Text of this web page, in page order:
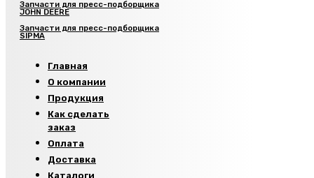
Запчасти для пресс-подборщика
JOHN DEERE
Запчасти для пресс-подборщика
SIPMA
Главная
О компании
Продукция
Как сделать
заказ
Оплата
Доставка
Каталоги